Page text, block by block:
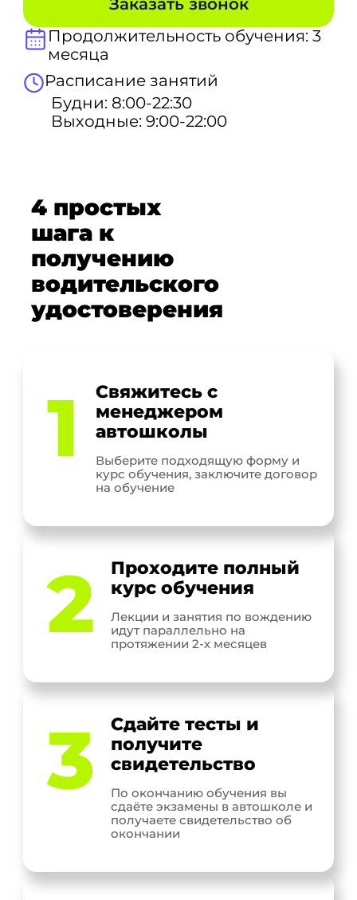
Заказать звонок
Продолжительность обучения: 3
месяца
Расписание занятий
Будни: 8:00-22:30
Выходные: 9:00-22:00
4 простых
шага к
получению
водительского
удостоверения
1
Свяжитесь с
менеджером
автошколы
Выберите подходящую форму и
курс обучения, заключите договор
на обучение
2
Проходите полный
курс обучения
Лекции и занятия по вождению
идут параллельно на
протяжении 2-х месяцев
3
Сдайте тесты и
получите
свидетельство
По окончанию обучения вы
сдаёте экзамены в автошколе и
получаете свидетельство об
окончании